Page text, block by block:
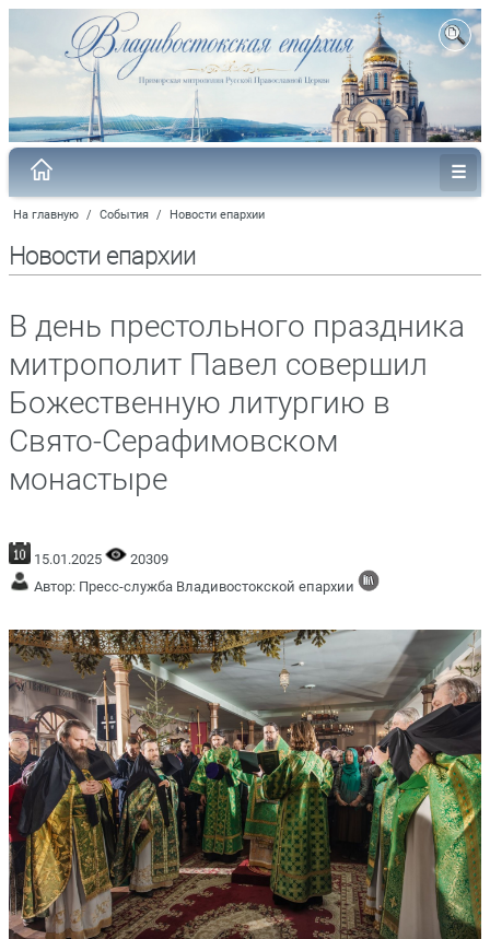
На главную / События / Новости епархии
Новости епархии
В день престольного праздника
митрополит Павел совершил
Божественную литургию в
Свято-Серафимовском
монастыре
15.01.2025
20309
Автор: Пресс-служба Владивостокской епархии